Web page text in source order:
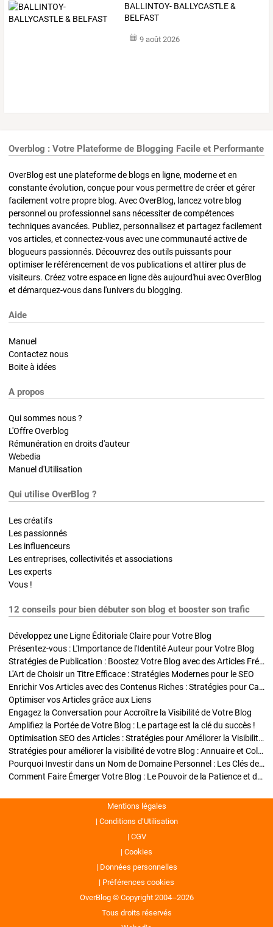
BALLINTOY- BALLYCASTLE &
BELFAST
9 août 2026
Overblog : Votre Plateforme de Blogging Facile et Performante
OverBlog est une plateforme de blogs en ligne, moderne et en
constante évolution, conçue pour vous permettre de créer et gérer
facilement votre propre blog. Avec OverBlog, lancez votre blog
personnel ou professionnel sans nécessiter de compétences
techniques avancées. Publiez, personnalisez et partagez facilement
vos articles, et connectez-vous avec une communauté active de
blogueurs passionnés. Découvrez des outils puissants pour
optimiser le référencement de vos publications et attirer plus de
visiteurs. Créez votre espace en ligne dès aujourd'hui avec OverBlog
et démarquez-vous dans l'univers du blogging.
Aide
Manuel
Contactez nous
Boite à idées
A propos
Qui sommes nous ?
L'Offre Overblog
Rémunération en droits d'auteur
Webedia
Manuel d'Utilisation
Qui utilise OverBlog ?
Les créatifs
Les passionnés
Les influenceurs
Les entreprises, collectivités et associations
Les experts
Vous !
12 conseils pour bien débuter son blog et booster son trafic
Développez une Ligne Éditoriale Claire pour Votre Blog
Présentez-vous : L'Importance de l'Identité Auteur pour Votre Blog
Stratégies de Publication : Boostez Votre Blog avec des Articles Fréquents et Exclusifs
L'Art de Choisir un Titre Efficace : Stratégies Modernes pour le SEO
Enrichir Vos Articles avec des Contenus Riches : Stratégies pour Captiver et Optimiser
Optimiser vos Articles grâce aux Liens
Engagez la Conversation pour Accroître la Visibilité de Votre Blog
Amplifiez la Portée de Votre Blog : Le partage est la clé du succès !
Optimisation SEO des Articles : Stratégies pour Améliorer la Visibilité de Votre Blog
Stratégies pour améliorer la visibilité de votre Blog : Annuaire et Collaborations
Pourquoi Investir dans un Nom de Domaine Personnel : Les Clés de la Réussite de Votre Blog
Comment Faire Émerger Votre Blog : Le Pouvoir de la Patience et de la Persévérance
Mentions légales
Conditions d’Utilisation
CGV
Cookies
Données personnelles
Préférences cookies
OverBlog © Copyright 2004--2026
Tous droits réservés